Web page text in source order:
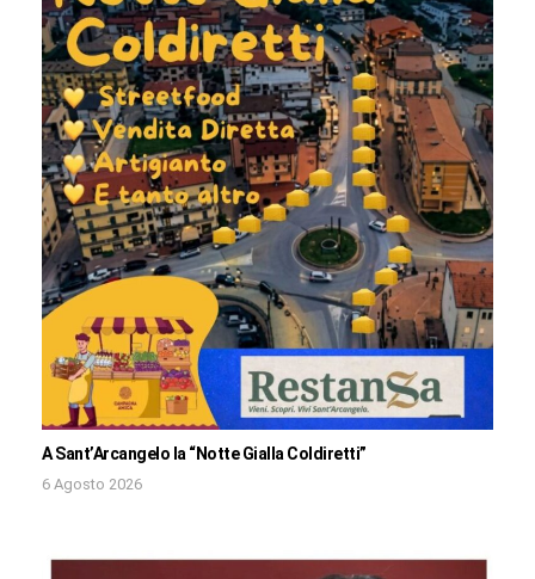
A Sant’Arcangelo la “Notte Gialla Coldiretti”
6 Agosto 2026